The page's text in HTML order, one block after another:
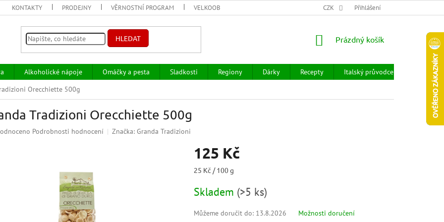
KONTAKTY PRODEJNY VĚRNOSTNÍ PROGRAM VELKOOBCHOD HODNOCENÍ OBCHODU OBCHODNÍ PODMÍNKY
CZK Přihlášení
HLEDAT
NÁKUPNÍ
Prázdný košík
Alkoholické nápoje Omáčky a pesta Sladkosti Regiony Dárky Recepty Italský průvodce
Prodejny
Orecchiette 500g
Tradizioni Orecchiette 500g
Podrobnosti hodnocení Značka: Granda Tradizioni
125 Kč
Měrná
25 Kč / 100 g
Skladem (>5 ks)
Můžeme doručit do: 13.8.2026 Možnosti doručení